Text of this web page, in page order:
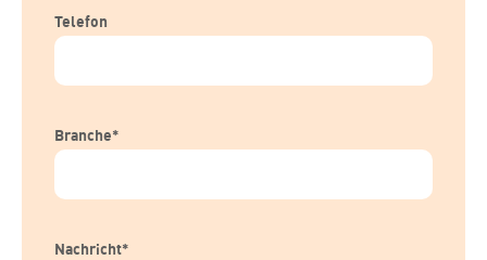
Telefon
Branche*
Nachricht*